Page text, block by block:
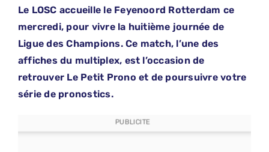
Le LOSC accueille le Feyenoord Rotterdam ce
mercredi, pour vivre la huitième journée de
Ligue des Champions. Ce match, l’une des
affiches du multiplex, est l’occasion de
retrouver Le Petit Prono et de poursuivre votre
série de pronostics.
PUBLICITE